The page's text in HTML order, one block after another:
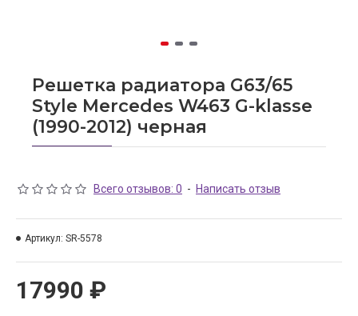
Решетка радиатора G63/65
Style Mercedes W463 G-klasse
(1990-2012) черная
Всего отзывов: 0 - Написать отзыв
17990 ₽
Артикул: SR-5578